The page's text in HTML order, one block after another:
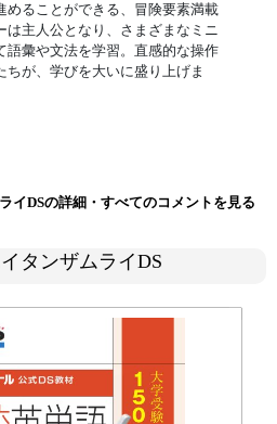
めることができる、冒険要素満載
は主人公となり、さまざまなミニ
語彙や文法を学習。直感的な操作
ちが、学びを大いに盛り上げま
イDSの詳細・すべてのコメントを見る
タンザムライDS